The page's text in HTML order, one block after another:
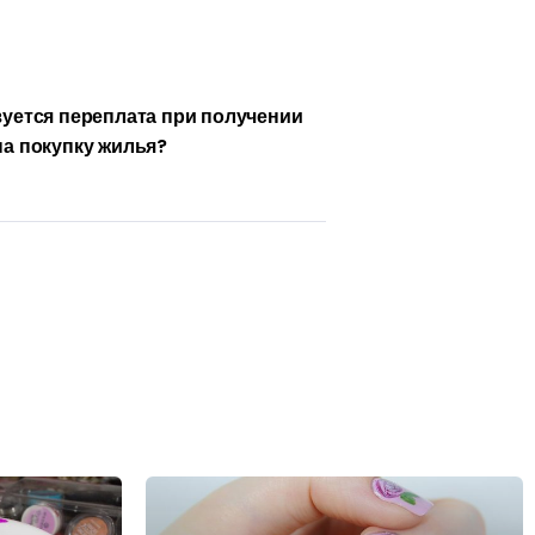
переплата при получении
покупку жилья?